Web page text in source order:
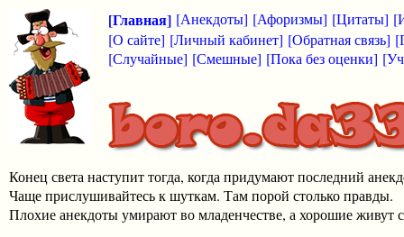
[Главная] [Анекдоты] [Афоризмы] [Цитаты]
[О сайте] [Личный кабинет] [Обратная связь]
[Случайные] [Смешные] [Пока без оценки]
Конец света наступит тогда, когда придумают последний
Чаще прислушивайтесь к шуткам. Там порой столько правды.
Плохие анекдоты умирают во младенчестве, а хорошие живут